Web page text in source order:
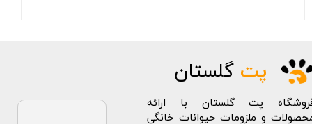
پت گلستان
پت گلستان با ارائه
و ملزومات حیوانات خانگی